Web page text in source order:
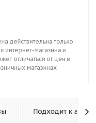
действительна только
интернет-магазина и
отличаться от цен в
магазинах
Подходит к авто